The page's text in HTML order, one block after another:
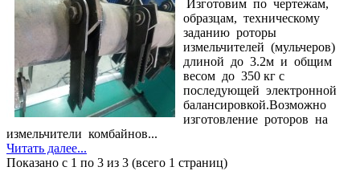
Изготовим по чертежам,
образцам, техническому
заданию роторы
измельчителей (мульчеров)
длиной до 3.2м и общим
весом до 350 кг с
последующей электронной
балансировкой.Возможно
изготовление роторов на
измельчители комбайнов...
Читать далее...
Показано с 1 по 3 из 3 (всего 1 страниц)